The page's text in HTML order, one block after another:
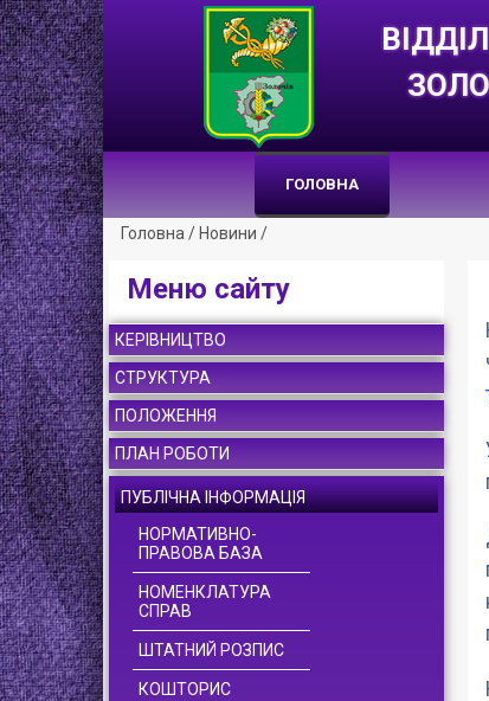
ГОЛОВНА
Головна / Новини /
Меню сайту
КЕРІВНИЦТВО
СТРУКТУРА
ПОЛОЖЕННЯ
ПЛАН РОБОТИ
ПУБЛІЧНА ІНФОРМАЦІЯ
НОРМАТИВНО-
ПРАВОВА БАЗА
НОМЕНКЛАТУРА
СПРАВ
ШТАТНИЙ РОЗПИС
КОШТОРИС